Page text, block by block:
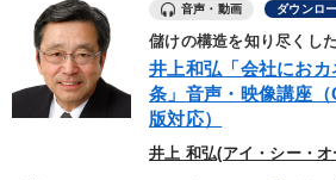
音声・動画 ダウンロ
儲けの構造を知り尽くし
井上和弘「会社にお
条」音声・映像講座
版対応）
井上 和弘(アイ・シー・